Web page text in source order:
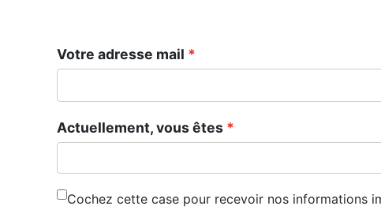
Votre adresse mail
Actuellement, vous êtes
Cochez cette case pour recevoir nos informations